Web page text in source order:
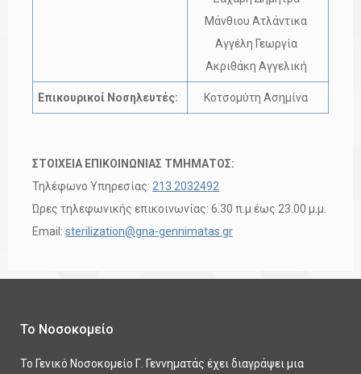
Μάνθιου Ατλάντικα
Αγγέλη Γεωργία
Ακριθάκη Αγγελική
Επικουρικοί Νοσηλευτές: Κοτσομύτη Ασημίνα
ΣΤΟΙΧΕΙΑ ΕΠΙΚΟΙΝΩΝΙΑΣ ΤΜΗΜΑΤΟΣ:
Τηλέφωνο Υπηρεσίας: 213 2032492
Ώρες τηλεφωνικής επικοινωνίας: 6.30 π.μ έως 23.00 μ.μ.
Email: sterilization@gna-gennimatas.gr
Το Νοσοκομείο
Το Γενικό Νοσοκομείο Γ. Γεννηματάς έχει διαγράψει μια